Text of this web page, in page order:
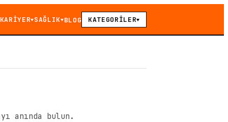
▼SAĞLIK▼BLOG KATEGORİLER▼
anında bulun.